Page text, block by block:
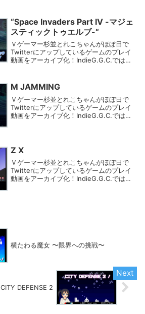
にピッタリのゲームが見つかるはず★
“Space Invaders Part IV -マジェ
スティックトゥエルブ-“
Ｖゲーマー杉並とれこちゃんがほぼ日で
Twitterにアップしているゲームのプレイ
動画をアーカイブ化！IndieG.G.C.では
にピッタリのゲームが見つかるはず★
M JAMMING
Ｖゲーマー杉並とれこちゃんがほぼ日で
Twitterにアップしているゲームのプレイ
動画をアーカイブ化！IndieG.G.C.では
Z X
Ｖゲーマー杉並とれこちゃんがほぼ日で
Twitterにアップしているゲームのプレイ
動画をアーカイブ化！IndieG.G.C.では
横たわる魔女 〜限界への挑戦〜
CITY DEFENSE 2